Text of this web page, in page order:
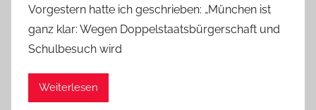
Vorgestern hatte ich geschrieben: „München ist
ganz klar: Wegen Doppelstaatsbürgerschaft und
Schulbesuch wird
Weiterlesen